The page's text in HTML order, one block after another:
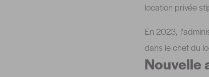
location privée
En 2023,
dans le chef du
Nouvelle